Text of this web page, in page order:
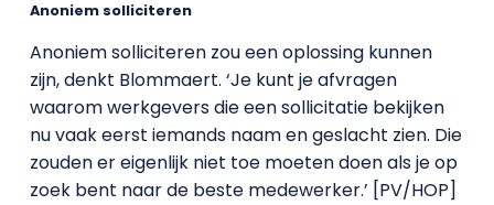
Anoniem solliciteren
Anoniem solliciteren zou een oplossing kunnen
zijn, denkt Blommaert. ‘Je kunt je afvragen
waarom werkgevers die een sollicitatie bekijken
nu vaak eerst iemands naam en geslacht zien. Die
zouden er eigenlijk niet toe moeten doen als je op
zoek bent naar de beste medewerker.’ [PV/HOP]